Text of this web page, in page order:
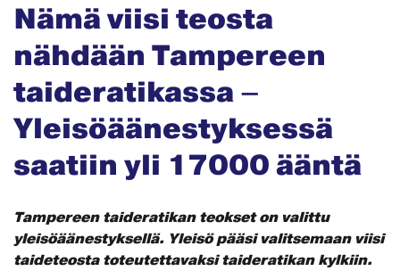
Nämä viisi teosta
nähdään Tampereen
taideratikassa –
Yleisöäänestyksessä
saatiin yli 17000 ääntä
Tampereen taideratikan teokset on valittu
yleisöäänestyksellä. Yleisö pääsi valitsemaan viisi
taideteosta toteutettavaksi taideratikan kylkiin.